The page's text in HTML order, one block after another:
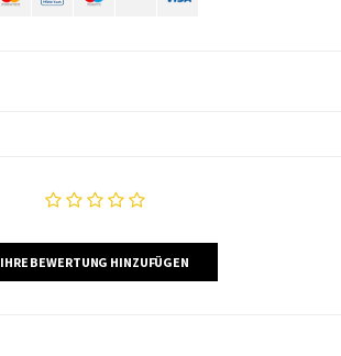
IHRE BEWERTUNG HINZUFÜGEN